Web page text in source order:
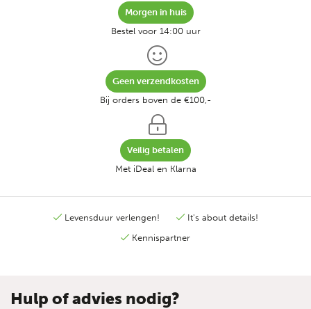
Morgen in huis
Bestel voor 14:00 uur
Geen verzendkosten
Bij orders boven de €100,-
Veilig betalen
Met iDeal en Klarna
Levensduur verlengen!
It's about details!
Kennispartner
Hulp of advies nodig?